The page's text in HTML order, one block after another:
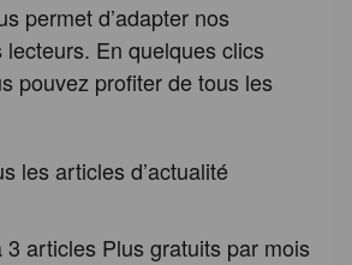
permet d’adapter nos
En quelques clics
pouvez profiter de tous les
les articles d’actualité
3 articles Plus gratuits par mois